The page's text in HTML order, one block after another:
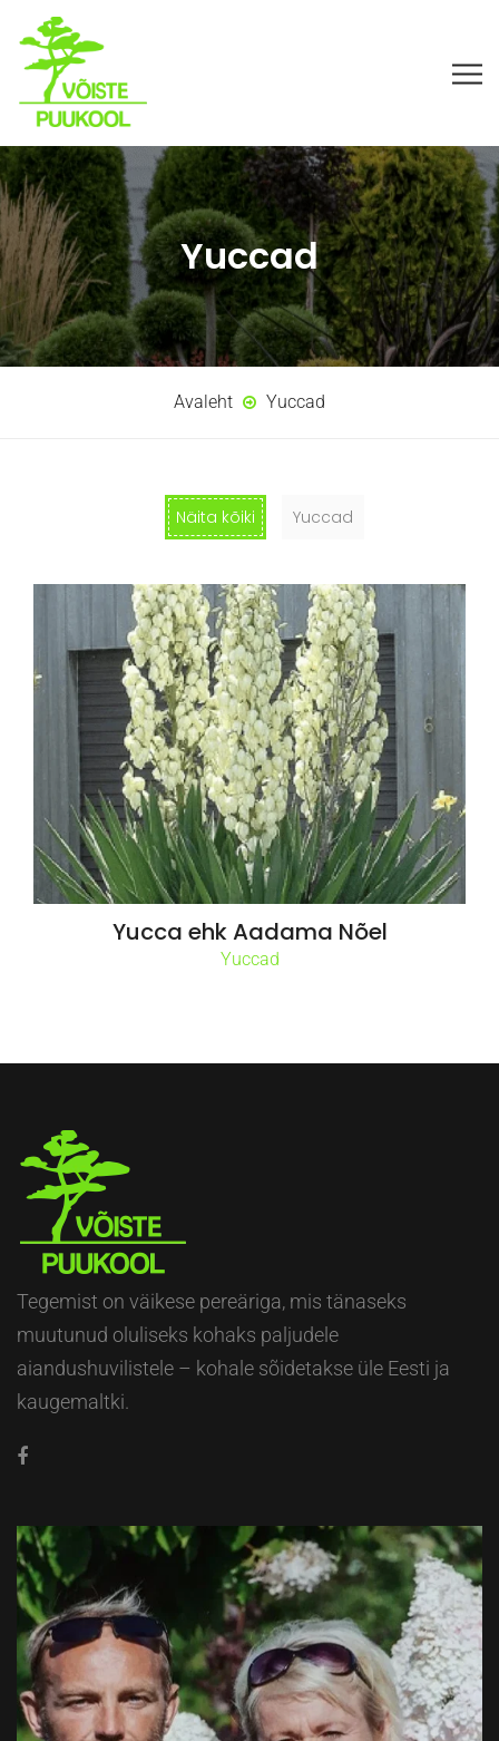
Yuccad
Avaleht Yuccad
Näita kõiki Yuccad
Yucca ehk Aadama Nõel
Yuccad
Tegemist on väikese pereäriga, mis tänaseks
muutunud oluliseks kohaks paljudele
aiandushuvilistele – kohale sõidetakse üle Eesti ja
kaugemaltki.